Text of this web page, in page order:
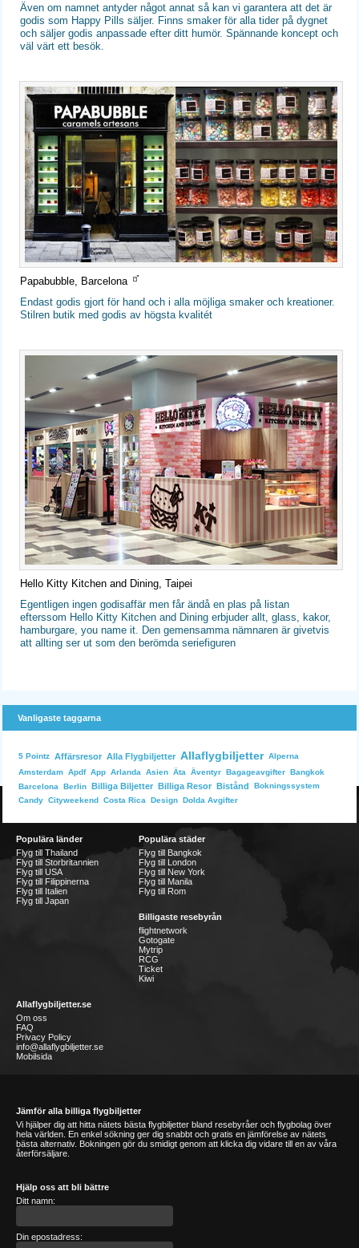
Även om namnet antyder något annat så kan vi garantera att det är
godis som Happy Pills säljer. Finns smaker för alla tider på dygnet
och säljer godis anpassade efter ditt humör. Spännande koncept och
väl värt ett besök.
Papabubble, Barcelona
Endast godis gjort för hand och i alla möjliga smaker och kreationer.
Stilren butik med godis av högsta kvalitét
Hello Kitty Kitchen and Dining, Taipei
Egentligen ingen godisaffär men får ändå en plas på listan
efterssom Hello Kitty Kitchen and Dining erbjuder allt, glass, kakor,
hamburgare, you name it. Den gemensamma nämnaren är givetvis
att allting ser ut som den berömda seriefiguren
Vanligaste taggarna
5 Pointz Affärsresor Alla Flygbiljetter Allaflygbiljetter Alperna
Amsterdam Apdf App Arlanda Asien Äta Äventyr Bagageavgifter Bangkok
Barcelona
Berlin Billiga Biljetter Billiga Resor Bistånd
Bokningssystem
Candy Cityweekend Costa Rica Design Dolda Avgifter
Populära länder
Flyg till Thailand
Flyg till Storbritannien
Flyg till USA
Flyg till Filippinerna
Flyg till Italien
Flyg till Japan
Populära städer
Flyg till Bangkok
Flyg till London
Flyg till New York
Flyg till Manila
Flyg till Rom
Billigaste resebyrån
flightnetwork
Gotogate
Mytrip
RCG
Ticket
Kiwi
Allaflygbiljetter.se
Om oss
FAQ
Privacy Policy
info@allaflygbiljetter.se
Mobilsida
Jämför alla billiga flygbiljetter
Vi hjälper dig att hitta nätets bästa flygbiljetter bland resebyråer och flygbolag över
hela världen. En enkel sökning ger dig snabbt och gratis en jämförelse av nätets
bästa alternativ. Bokningen gör du smidigt genom att klicka dig vidare till en av våra
återförsäljare.
Hjälp oss att bli bättre
Ditt namn:
Din epostadress: